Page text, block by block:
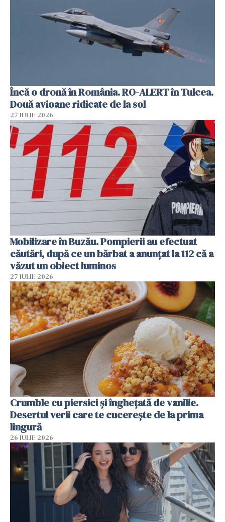
Încă o dronă în România. RO-ALERT în Tulcea.
Două avioane ridicate de la sol
27 IULIE 2026
Mobilizare în Buzău. Pompierii au efectuat
căutări, după ce un bărbat a anunțat la 112 că a
văzut un obiect luminos
27 IULIE 2026
Crumble cu piersici și înghețată de vanilie.
Desertul verii care te cucerește de la prima
lingură
26 IULIE 2026